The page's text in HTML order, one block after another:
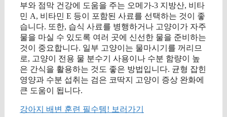
부와 점막 건강에 도움을 주는 오메가-3 지방산, 비타
민 A, 비타민 E 등이 포함된 사료를 선택하는 것이 좋
습니다. 또한, 습식 사료를 병행하거나 고양이가 자주
물을 마실 수 있도록 여러 곳에 신선한 물을 준비하는
것이 중요합니다. 일부 고양이는 물마시기를 꺼리므
로, 고양이 전용 물 분수기 사용이나 수분 함량이 높
은 간식을 활용하는 것도 좋은 방법입니다. 균형 잡힌
영양과 수분 섭취는 검은 코딱지 고양이 증상 완화에
큰 도움이 됩니다.
강아지 배변 훈련 필수템! 보러가기